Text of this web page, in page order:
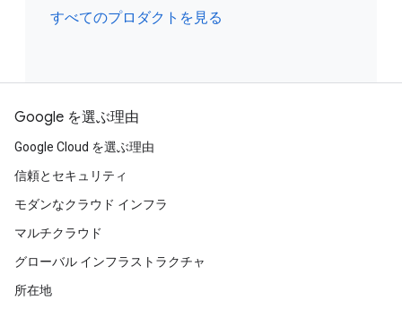
すべてのプロダクトを見る
Google を選ぶ理由
Google Cloud を選ぶ理由
信頼とセキュリティ
モダンなクラウド インフラ
マルチクラウド
グローバル インフラストラクチャ
所在地